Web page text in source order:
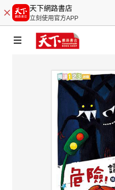
天下網路書店
立刻使用官方APP